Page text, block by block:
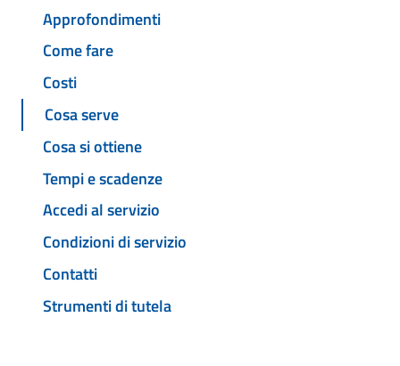
Approfondimenti
Come fare
Costi
Cosa serve
Cosa si ottiene
Tempi e scadenze
Accedi al servizio
Condizioni di servizio
Contatti
Strumenti di tutela